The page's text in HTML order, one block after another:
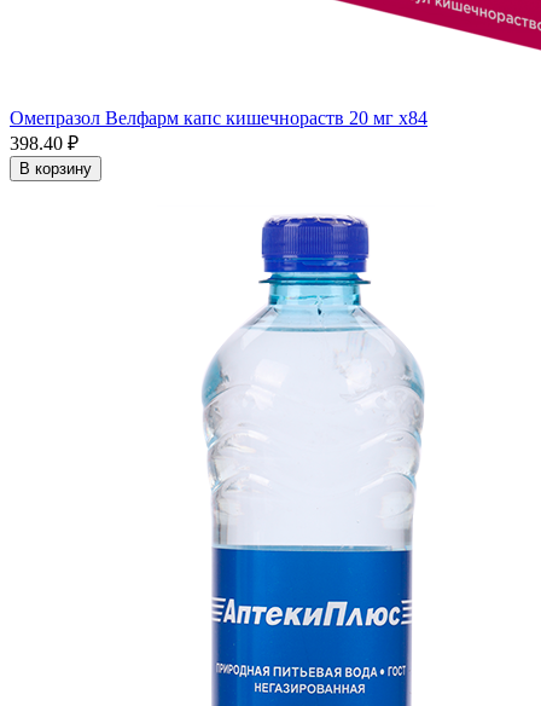
Омепразол Велфарм капс кишечнораств 20 мг x84
398.40 ₽
В корзину